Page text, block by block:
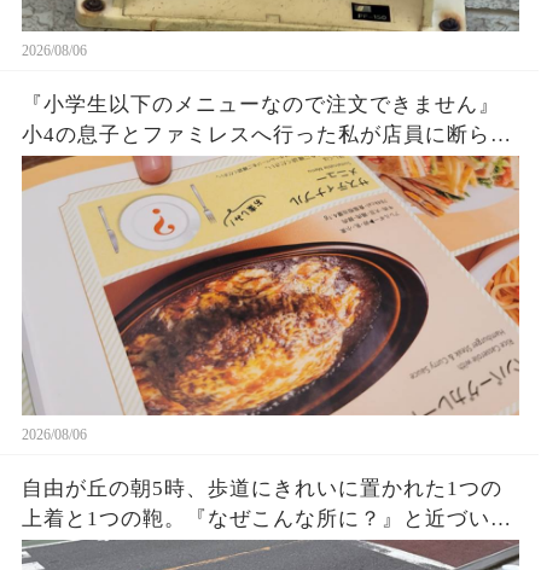
2026/08/06
『小学生以下のメニューなので注文できません』
小4の息子とファミレスへ行った私が店員に断られ
た…『この子、小学生ですけど？』と伝えても拒
否。店長確認後、判明した意外な勘違いとは…
2026/08/06
自由が丘の朝5時、歩道にきれいに置かれた1つの
上着と1つの鞄。『なぜこんな所に？』と近づいた
私が見た持ち主の姿に驚き…誰も褒めない優しさ